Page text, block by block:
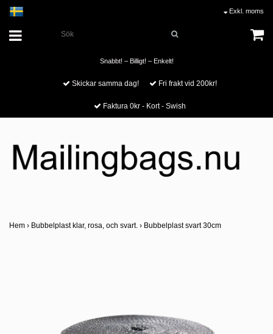
Exkl. moms
Snabbt! – Billigt! – Enkelt!
Skickar samma dag! Fri frakt vid 200kr!
Faktura 0kr - Kort - Swish
Hem › Bubbelplast klar, rosa, och svart. › Bubbelplast svart 30cm